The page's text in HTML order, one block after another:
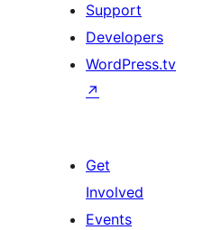
Support
Developers
WordPress.tv
↗
Get
Involved
Events